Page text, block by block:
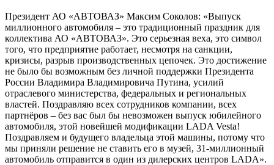
Президент АО «АВТОВАЗ» Максим Соколов: «Выпуск
миллионного автомобиля – это традиционный праздник для
коллектива АО «АВТОВАЗ». Это серьезная веха, это символ
того, что предприятие работает, несмотря на санкции,
кризисы, разрыв производственных цепочек. Это достижение
не было бы возможным без личной поддержки Президента
России Владимира Владимировича Путина, усилий
отраслевого министерства, федеральных и региональных
властей. Поздравляю всех сотрудников компании, всех
партнёров – без вас был бы невозможен выпуск юбилейного
автомобиля, этой новейшей модификации LADA Vesta!
Поздравляем и будущего владельца этой машины, потому что
мы приняли решение не ставить его в музей, 31-миллионный
автомобиль отправится в один из дилерских центров LADA».